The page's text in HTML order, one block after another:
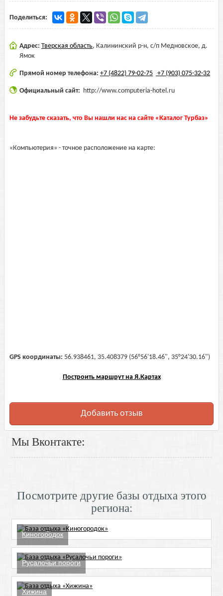
Поделиться:
Адрес: Тверская область, Калининский р-н, с/п Медновское, д.
Ямок
Прямой номер телефона: +7 (4822) 79-02-75 +7 (903) 075-32-32
Официальный сайт: http://www.computeria-hotel.ru
Не забудьте сказать, что Вы нашли нас на сайте «Каталог Турбаз»
«Компьютерия» - точное расположение на карте:
GPS координаты: 56.938461, 35.408379 (56°56'18.46", 35°24'30.16")
Построить маршрут на Я.Картах
Добавить отзыв
Мы Вконтакте:
Посмотрите другие базы отдыха этого
региона:
Киногородок
Русалочьи пороги
Хижина